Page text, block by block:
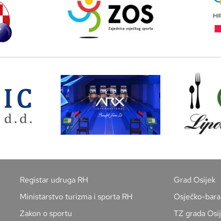
Registar udruga RH
Ministarstvo turizma i sporta RH
Zakon o sportu
Grad Osijek
Osječko-
TZ grada